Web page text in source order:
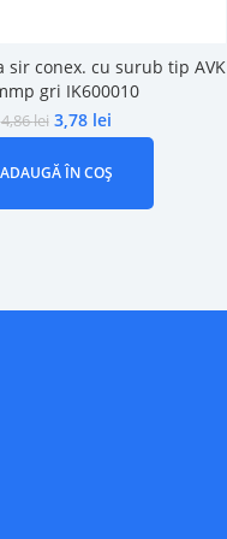
sir conex. cu surub tip AVK
gri IK600010
4,86lei 3,78 lei
ADAUGĂ ÎN COȘ